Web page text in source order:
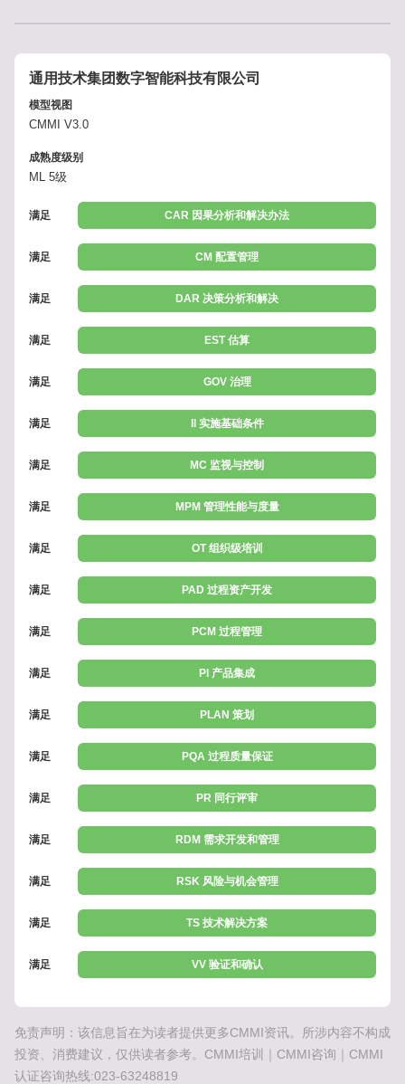
通用技术集团数字智能科技有限公司
模型视图
CMMI V3.0
成熟度级别
ML 5级
满足 CAR 因果分析和解决办法
满足 CM 配置管理
满足 DAR 决策分析和解决
满足 EST 估算
满足 GOV 治理
满足 II 实施基础条件
满足 MC 监视与控制
满足 MPM 管理性能与度量
满足 OT 组织级培训
满足 PAD 过程资产开发
满足 PCM 过程管理
满足 PI 产品集成
满足 PLAN 策划
满足 PQA 过程质量保证
满足 PR 同行评审
满足 RDM 需求开发和管理
满足 RSK 风险与机会管理
满足 TS 技术解决方案
满足 VV 验证和确认
免责声明：该信息旨在为读者提供更多CMMI资讯。所涉内容不构成
投资、消费建议，仅供读者参考。CMMI培训｜CMMI咨询｜CMMI
认证咨询热线:023-63248819